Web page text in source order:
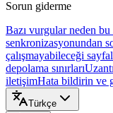
Sorun giderme
Bazı vurgular neden
senkronizasyonundan
çalışmayabileceği
depolama sınırları
iletişimHata bildirin ve
Türkçe